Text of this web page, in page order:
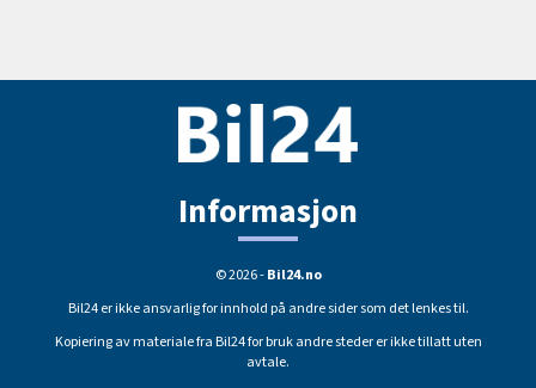
Informasjon
© 2026 -Bil24.no
Bil24 er ikke ansvarlig for innhold på andre sider som det lenkes til.
Kopiering av materiale fra Bil24 for bruk andre steder er ikke tillatt uten
avtale.